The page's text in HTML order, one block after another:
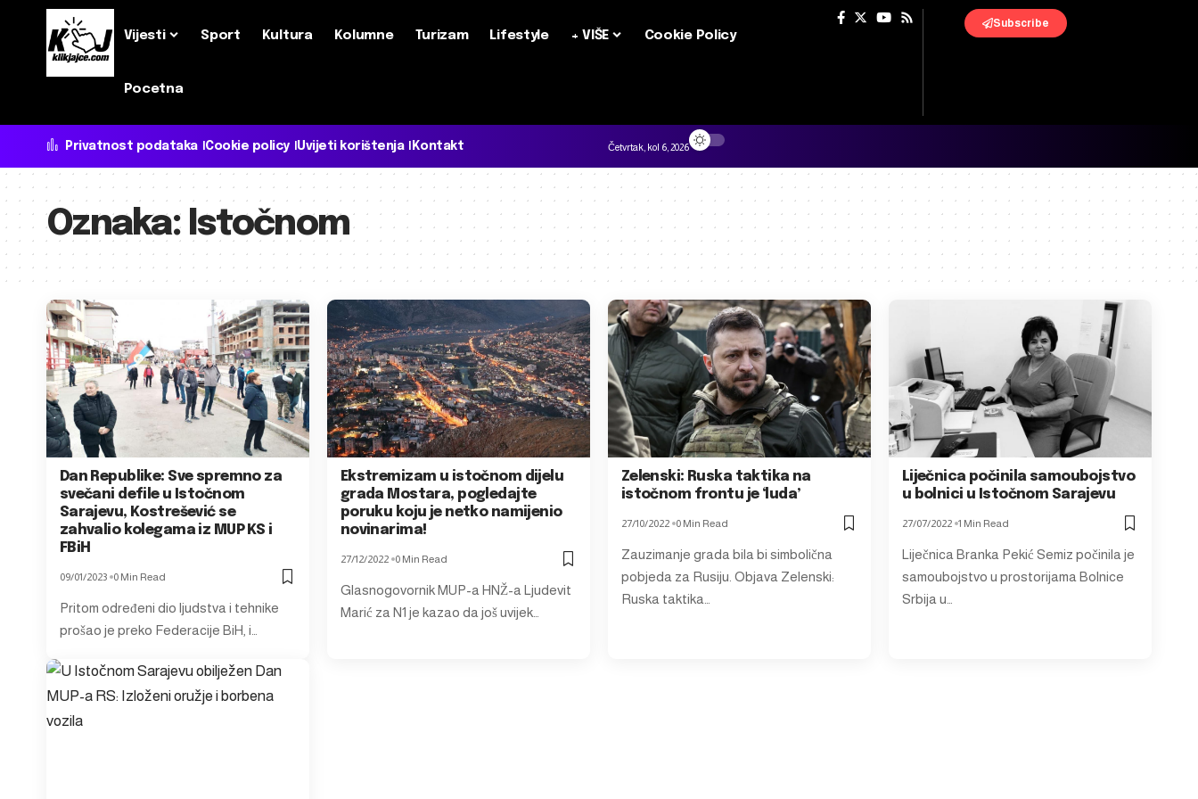
Vijesti Sport Kultura Kolumne Turizam Lifestyle + VIŠE Cookie Policy
Pocetna
Subscribe
Privatnost podataka Cookie policy Uvijeti korištenja Kontakt Četvrtak, kol 6, 2026
Oznaka: Istočnom
Dan Republike: Sve spremno za
svečani defile u Istočnom
Sarajevu, Kostrešević se
zahvalio kolegama iz MUP KS i
FBiH
09/01/2023 0 Min Read
Pritom određeni dio ljudstva i tehnike
prošao je preko Federacije BiH, i…
Ekstremizam u istočnom dijelu
grada Mostara, pogledajte
poruku koju je netko namijenio
novinarima!
27/12/2022 0 Min Read
Glasnogovornik MUP-a HNŽ-a Ljudevit
Marić za N1 je kazao da još uvijek…
Zelenski: Ruska taktika na
istočnom frontu je ‘luda’
27/10/2022 0 Min Read
Zauzimanje grada bila bi simbolična
pobjeda za Rusiju. Objava Zelenski:
Ruska taktika…
Liječnica počinila samoubojstvo
u bolnici u Istočnom Sarajevu
27/07/2022 1 Min Read
Liječnica Branka Pekić Semiz počinila je
samoubojstvo u prostorijama Bolnice
Srbija u…